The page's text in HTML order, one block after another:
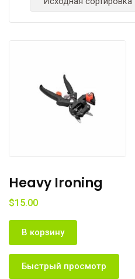
Heavy Ironing
$15.00
В корзину
Быстрый просмотр